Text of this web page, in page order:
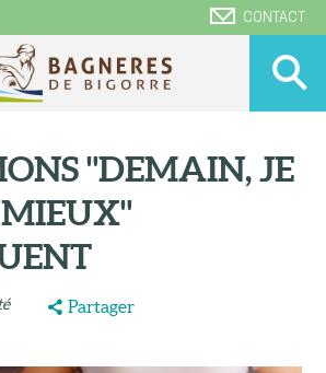
CONTACT
"DEMAIN, JE
Partager